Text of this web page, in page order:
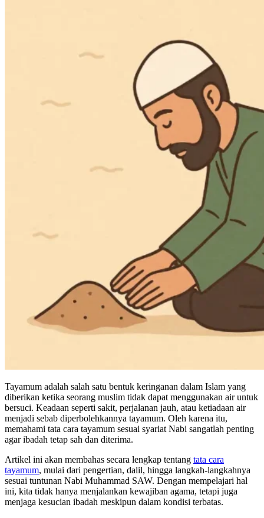
Tayamum adalah salah satu bentuk keringanan dalam Islam yang
diberikan ketika seorang muslim tidak dapat menggunakan air untuk
bersuci. Keadaan seperti sakit, perjalanan jauh, atau ketiadaan air
menjadi sebab diperbolehkannya tayamum. Oleh karena itu,
memahami tata cara tayamum sesuai syariat Nabi sangatlah penting
agar ibadah tetap sah dan diterima.
Artikel ini akan membahas secara lengkap tentang tata cara
tayamum, mulai dari pengertian, dalil, hingga langkah-langkahnya
sesuai tuntunan Nabi Muhammad SAW. Dengan mempelajari hal
ini, kita tidak hanya menjalankan kewajiban agama, tetapi juga
menjaga kesucian ibadah meskipun dalam kondisi terbatas.